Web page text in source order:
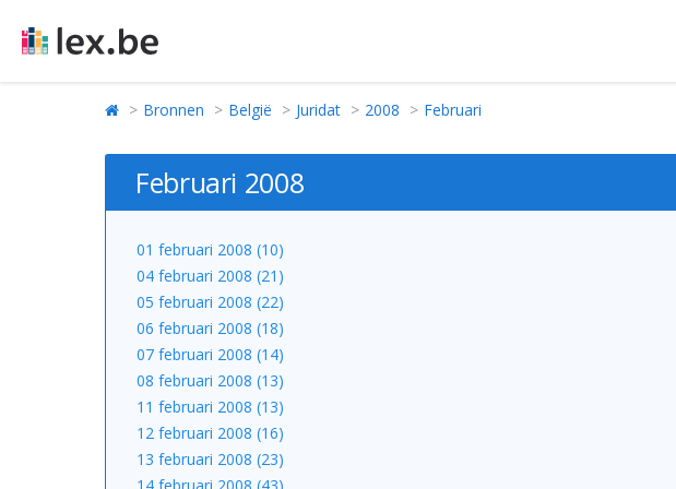
Bronnen België Juridat 2008 Februari
Februari 2008
01 februari 2008 (10)
04 februari 2008 (21)
05 februari 2008 (22)
06 februari 2008 (18)
07 februari 2008 (14)
08 februari 2008 (13)
11 februari 2008 (13)
12 februari 2008 (16)
13 februari 2008 (23)